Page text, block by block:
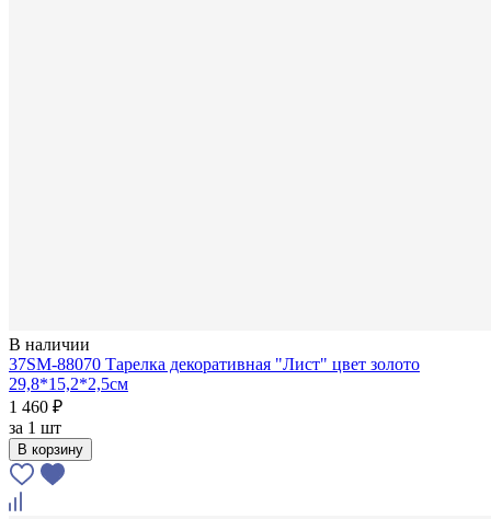
В наличии
37SM-88070 Тарелка декоративная "Лист" цвет золото
29,8*15,2*2,5см
1 460 ₽
за 1 шт
В корзину